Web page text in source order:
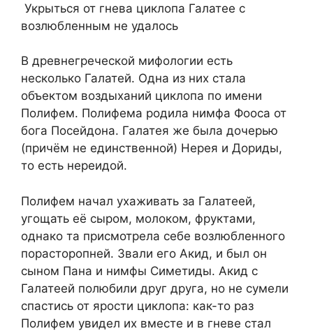
Укрыться от гнева циклопа Галатее с
возлюбленным не удалось
В древнегреческой мифологии есть
несколько Галатей. Одна из них стала
объектом воздыханий циклопа по имени
Полифем. Полифема родила нимфа Фооса от
бога Посейдона. Галатея же была дочерью
(причём не единственной) Нерея и Дориды,
то есть нереидой.
Полифем начал ухаживать за Галатеей,
угощать её сыром, молоком, фруктами,
однако та присмотрела себе возлюбленного
порасторопней. Звали его Акид, и был он
сыном Пана и нимфы Симетиды. Акид с
Галатеей полюбили друг друга, но не сумели
спастись от ярости циклопа: как-то раз
Полифем увидел их вместе и в гневе стал